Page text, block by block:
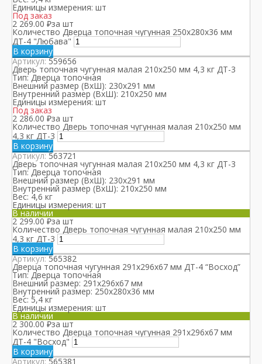
Единицы измерения: шт
Под заказ
2 269.00 ₽за шт
Количество Дверца топочная чугунная 250x280x36 мм
ДТ-4 "Любава"
В корзину
Артикул:559656
Дверь топочная чугунная малая 210х250 мм 4,3 кг ДТ-3
Тип: Дверца топочная
Внешний размер (ВхШ): 230х291 мм
Внутренний размер (ВхШ): 210х250 мм
Единицы измерения:шт
Под заказ
2 286.00 ₽за шт
Количество Дверь топочная чугунная малая 210х250 мм
4,3 кг ДТ-3
В корзину
Артикул:563721
Дверь топочная чугунная малая 210х250 мм 4,3 кг ДТ-3
Тип: Дверца топочная
Внешний размер (ВхШ): 230х291 мм
Внутренний размер (ВхШ): 210х250 мм
Вес: 4,6 кг
Единицы измерения: шт
В наличии
2 299.00₽за шт
Количество Дверь топочная чугунная малая 210х250 мм
4,3 кг ДТ-3
В корзину
Артикул:565382
Дверца топочная чугунная 291x296x67 мм ДТ-4 “Восход”
Тип: Дверца топочная
Внешний размер: 291x296х67 мм
Внутренний размер: 250x280х36 мм
Вес: 5,4 кг
Единицы измерения: шт
В наличии
2 300.00₽за шт
Количество Дверца топочная чугунная 291x296x67 мм
ДТ-4 "Восход"
В корзину
Артикул:565381